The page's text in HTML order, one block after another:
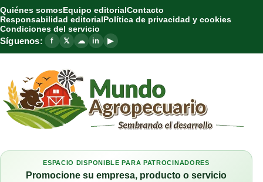
Quiénes somosEquipo editorialContacto
Responsabilidad editorialPolítica de privacidad y cookies
Condiciones del servicio
Síguenos: f 𝕏 ☁ in ▶
ESPACIO DISPONIBLE PARA PATROCINADORES
Promocione su empresa, producto o servicio